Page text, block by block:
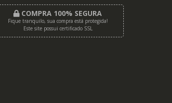
COMPRA 100% SEGURA
Fique tranquilo, sua compra está protegida!
Este site possui certificado SSL